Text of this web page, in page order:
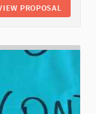
PROPOSAL